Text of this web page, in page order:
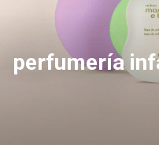
perfumería